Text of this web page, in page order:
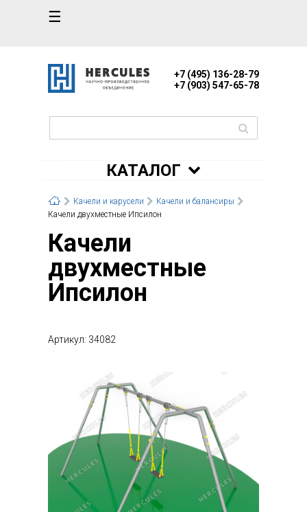
☰
+7 (495) 136-28-79
+7 (903) 547-65-78
КАТАЛОГ
Качели и карусели
Качели и балансиры
Качели двухместные Ипсилон
Качели
двухместные
Ипсилон
Артикул: 34082